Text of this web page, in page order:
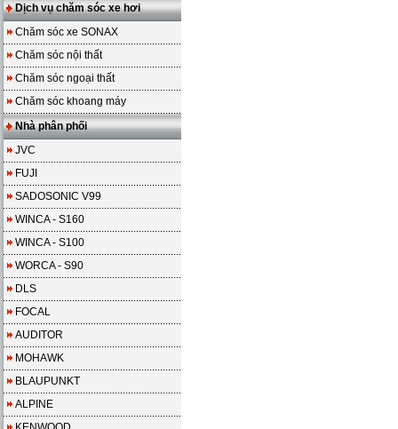
Dịch vụ chăm sóc xe hơi
Chăm sóc xe SONAX
Chăm sóc nội thất
Chăm sóc ngoại thất
Chăm sóc khoang máy
Nhà phân phối
JVC
FUJI
SADOSONIC V99
WINCA - S160
WINCA - S100
WORCA - S90
DLS
FOCAL
AUDITOR
MOHAWK
BLAUPUNKT
ALPINE